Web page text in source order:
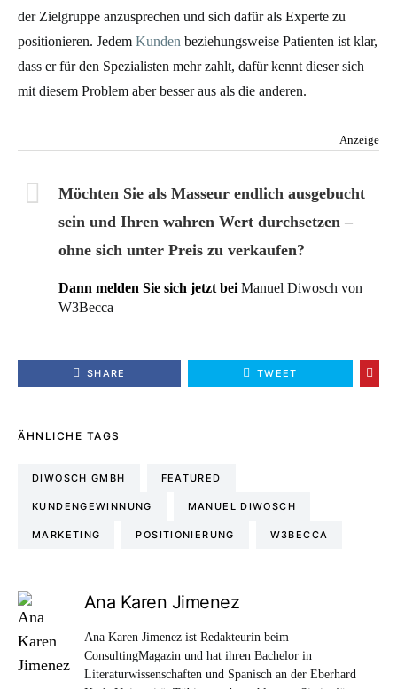
der Zielgruppe anzusprechen und sich dafür als Experte zu
positionieren. Jedem Kunden beziehungsweise Patienten ist klar,
dass er für den Spezialisten mehr zahlt, dafür kennt dieser sich
mit diesem Problem aber besser aus als die anderen.
Anzeige
Möchten Sie als Masseur endlich ausgebucht
sein und Ihren wahren Wert durchsetzen –
ohne sich unter Preis zu verkaufen?
Dann melden Sie sich jetzt bei Manuel Diwosch von
W3Becca
SHARE TWEET
ÄHNLICHE TAGS
DIWOSCH GMBH FEATURED
KUNDENGEWINNUNG MANUEL DIWOSCH
MARKETING POSITIONIERUNG W3BECCA
Ana Karen Jimenez
Ana Karen Jimenez ist Redakteurin beim
ConsultingMagazin und hat ihren Bachelor in
Literaturwissenschaften und Spanisch an der Eberhard